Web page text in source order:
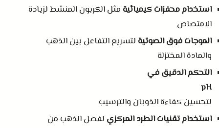
استخدام محفزات كيميائية مثل الكربون المنشط لزيادة
الامتصاص
الموجات فوق الصوتية لتسريع التفاعل بين الذهب
والمادة المختزلة
التحكم الدقيق في
pH
لتحسين كفاءة الذوبان والترسيب
استخدام تقنيات الطرد المركزي لفصل الذهب من